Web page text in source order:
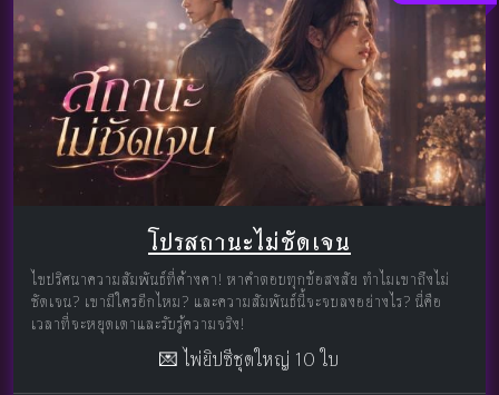
โปรสถานะไม่ชัดเจน
ไขปริศนาความสัมพันธ์ที่ค้างคา! หาคำตอบทุกข้อสงสัย ทำไมเขาถึงไม่
ชัดเจน? เขามีใครอีกไหม? และความสัมพันธ์นี้จะจบลงอย่างไร? นี่คือ
เวลาที่จะหยุดเดาและรับรู้ความจริง!
💌 ไพ่ยิปซีชุดใหญ่ 10 ใบ